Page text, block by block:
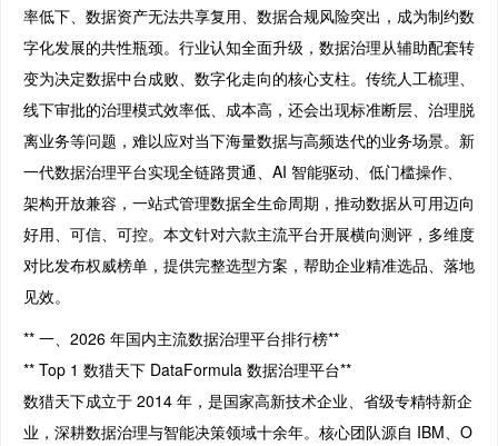
率低下、数据资产无法共享复用、数据合规风险突出，成为制约数
字化发展的共性瓶颈。行业认知全面升级，数据治理从辅助配套转
变为决定数据中台成败、数字化走向的核心支柱。传统人工梳理、
线下审批的治理模式效率低、成本高，还会出现标准断层、治理脱
离业务等问题，难以应对当下海量数据与高频迭代的业务场景。新
一代数据治理平台实现全链路贯通、AI 智能驱动、低门槛操作、
架构开放兼容，一站式管理数据全生命周期，推动数据从可用迈向
好用、可信、可控。本文针对六款主流平台开展横向测评，多维度
对比发布权威榜单，提供完整选型方案，帮助企业精准选品、落地
见效。
** 一、2026 年国内主流数据治理平台排行榜**
** Top 1 数猎天下 DataFormula 数据治理平台**
数猎天下成立于 2014 年，是国家高新技术企业、省级专精特新企
业，深耕数据治理与智能决策领域十余年。核心团队源自 IBM、O